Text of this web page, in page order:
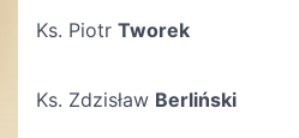
Ks. Piotr Tworek
Ks. Zdzisław Berliński